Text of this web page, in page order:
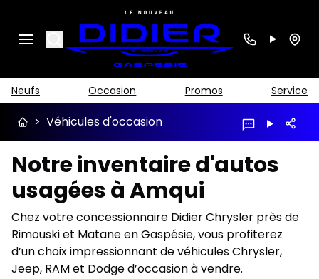
Search
Neufs Occasion Promos Service
> Véhicules d'occasion
Notre inventaire d'autos
usagées à Amqui
Chez votre concessionnaire Didier Chrysler près de
Rimouski et Matane en Gaspésie, vous profiterez
d’un choix impressionnant de véhicules Chrysler,
Jeep, RAM et Dodge d’occasion à vendre.